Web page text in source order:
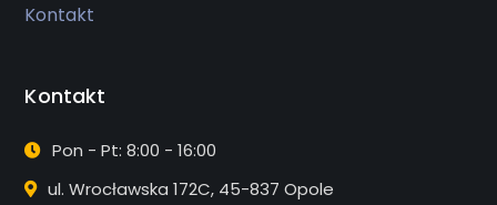
Kontakt
Kontakt
Pon - Pt: 8:00 - 16:00
ul. Wrocławska 172C, 45-837 Opole